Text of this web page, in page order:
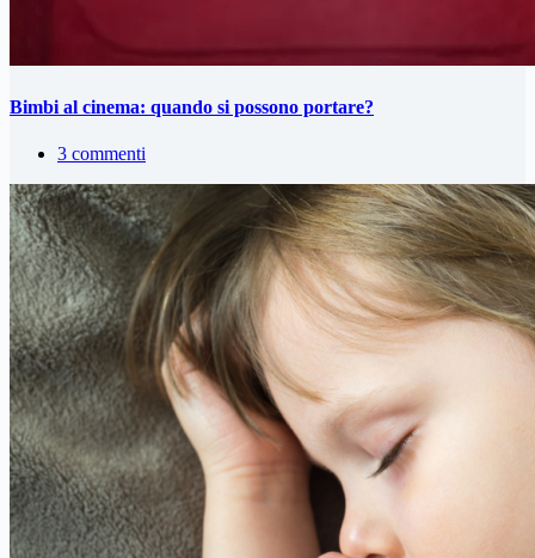
Bimbi al cinema: quando si possono portare?
3 commenti